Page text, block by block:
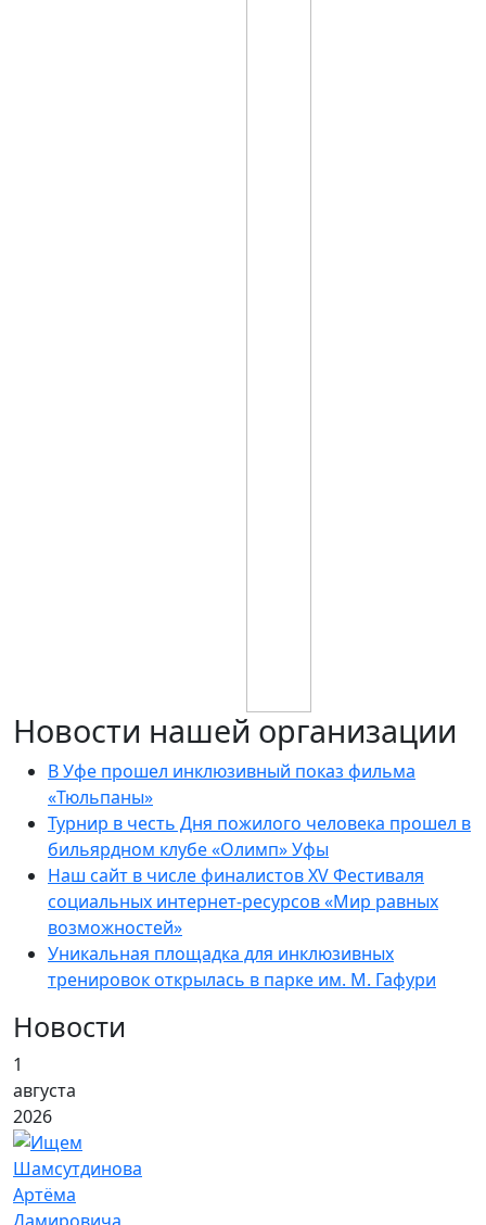
Новости нашей организации
В Уфе прошел инклюзивный показ фильма
«Тюльпаны»
Турнир в честь Дня пожилого человека прошел в
бильярдном клубе «Олимп» Уфы
Наш сайт в числе финалистов XV Фестиваля
социальных интернет-ресурсов «Мир равных
возможностей»
Уникальная площадка для инклюзивных
тренировок открылась в парке им. М. Гафури
Новости
1
августа
2026